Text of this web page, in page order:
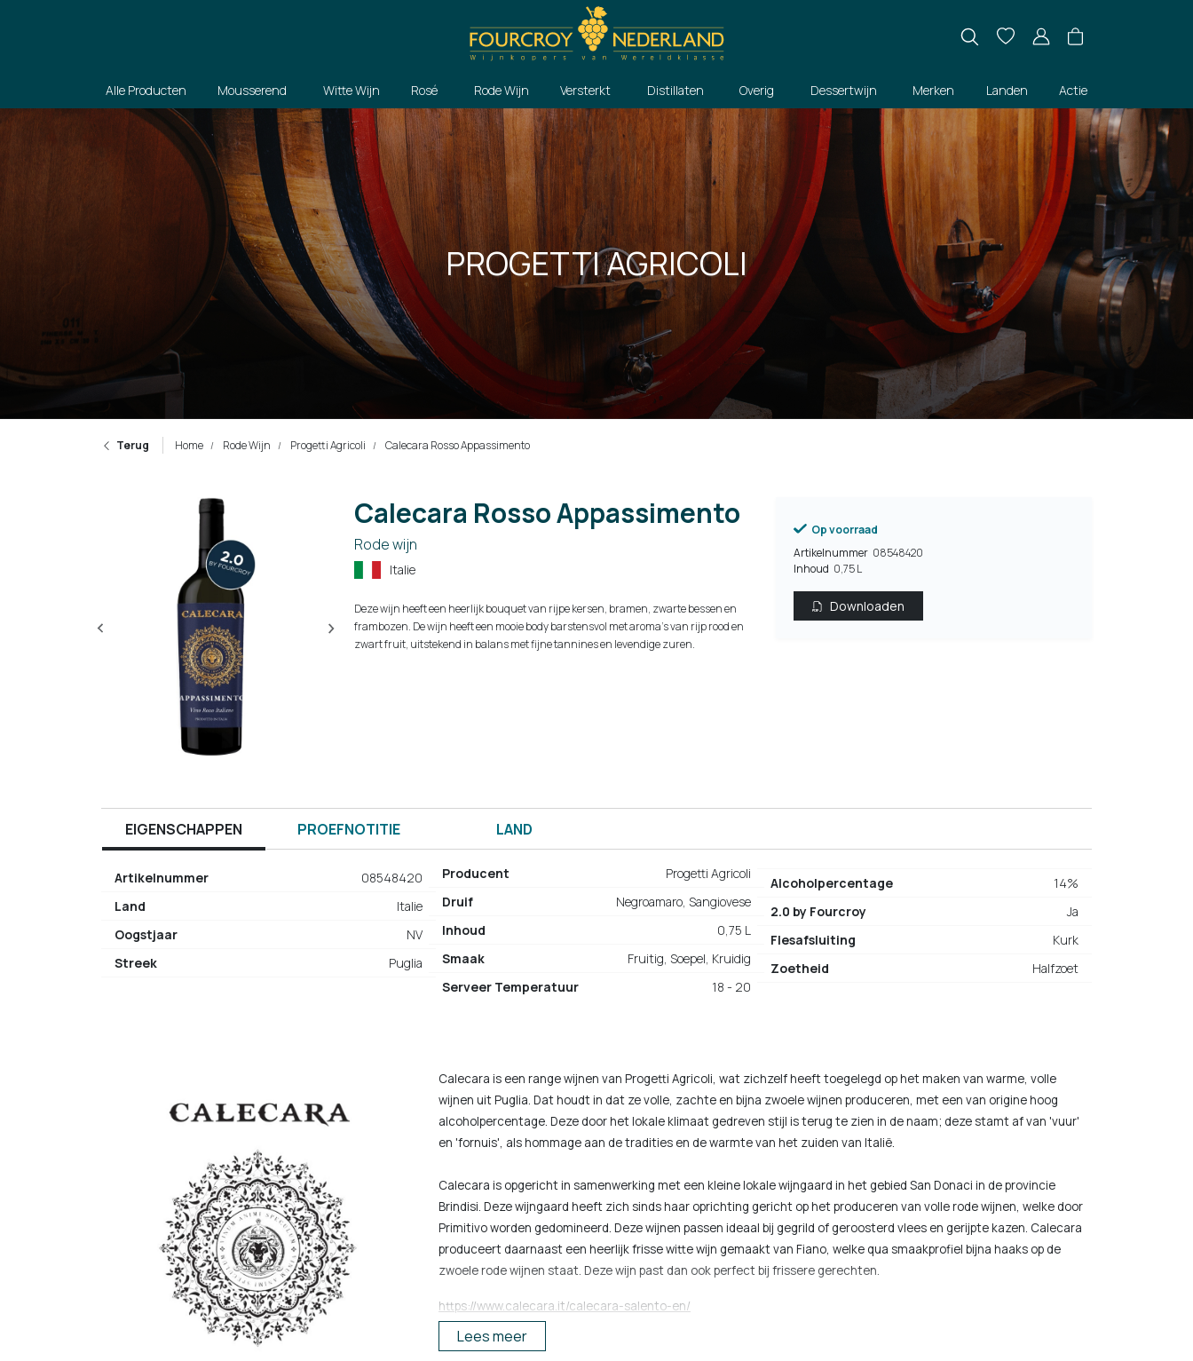
Alle Producten Mousserend Witte Wijn Rosé Rode Wijn Versterkt Distillaten Overig Dessertwijn Merken Landen Actie
PROGETTI AGRICOLI
Terug Home Rode Wijn Progetti Agricoli Calecara Rosso Appassimento
Calecara Rosso Appassimento
Rode wijn
Italie
Deze wijn heeft een heerlijk bouquet van rijpe kersen, bramen, zwarte bessen en
frambozen. De wijn heeft een mooie body barstensvol met aroma's van rijp rood en
zwart fruit, uitstekend in balans met fijne tannines en levendige zuren.
Op voorraad
Artikelnummer 08548420
Inhoud 0,75 L
Downloaden
EIGENSCHAPPEN PROEFNOTITIE LAND
Artikelnummer
08548420
Land
Italie
Oogstjaar
NV
Streek
Puglia
Producent
Progetti Agricoli
Druif
Negroamaro, Sangiovese
Inhoud
0,75 L
Smaak
Fruitig, Soepel, Kruidig
Serveer Temperatuur
18 - 20
Alcoholpercentage
14%
2.0 by Fourcroy
Ja
Flesafsluiting
Kurk
Zoetheid
Halfzoet
Calecara is een range wijnen van Progetti Agricoli, wat zichzelf heeft toegelegd op het maken van warme, volle
wijnen uit Puglia. Dat houdt in dat ze volle, zachte en bijna zwoele wijnen produceren, met een van origine hoog
alcoholpercentage. Deze door het lokale klimaat gedreven stijl is terug te zien in de naam; deze stamt af van 'vuur'
en 'fornuis', als hommage aan de tradities en de warmte van het zuiden van Italië.
Calecara is opgericht in samenwerking met een kleine lokale wijngaard in het gebied San Donaci in de provincie
Brindisi. Deze wijngaard heeft zich sinds haar oprichting gericht op het produceren van volle rode wijnen, welke door
Primitivo worden gedomineerd. Deze wijnen passen ideaal bij gegrild of geroosterd vlees en gerijpte kazen. Calecara
produceert daarnaast een heerlijk frisse witte wijn gemaakt van Fiano, welke qua smaakprofiel bijna haaks op de
zwoele rode wijnen staat. Deze wijn past dan ook perfect bij frissere gerechten.
https://www.calecara.it/calecara-salento-en/
Lees meer